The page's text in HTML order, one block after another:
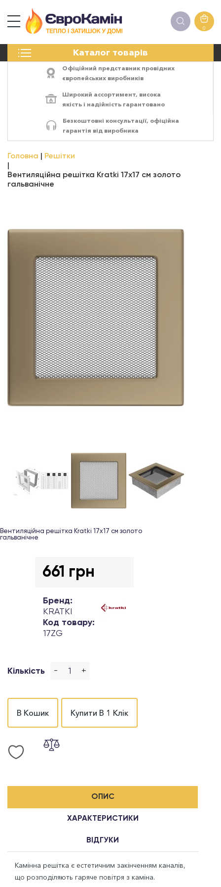
0
Каталог товарів
ПЕЧІ
ЕЛЕКТРОКАМІНИ
АКСЕСУАРИ
Офіційний представник провідних
європейських виробників
Широкий ассортимент, висока
якість і надійність гарантовано
Безкоштовні консультації, офіційна
гарантія від виробника
Головна Решітки
Вентиляційна решітка Kratki 17x17 см золото
гальванічне
Вентиляційна решітка Kratki 17х17 см золото
гальванічне
661 грн
Бренд:
KRATKI
Код товару:
17ZG
Кількість - +
В Кошик Купити В 1 Клік
ОПИС
ХАРАКТЕРИСТИКИ
ВІДГУКИ
Камінна решітка є естетичним закінченням каналів,
що розподіляють гаряче повітря з каміна.